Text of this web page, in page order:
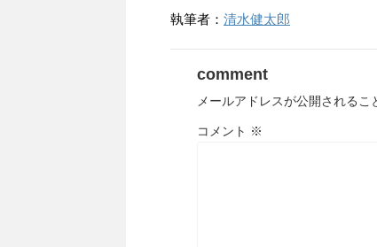
執筆者： 清水健太郎
comment
メールアドレスが公開されるこ
コメント ※